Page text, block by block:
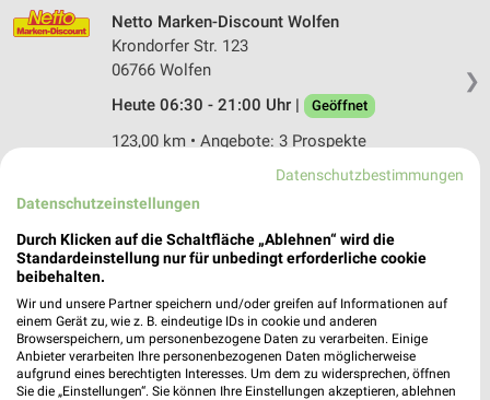
❯
Netto Marken-Discount Wolfen
Krondorfer Str. 123
06766 Wolfen
Heute 06:30 - 21:00 Uhr |
Geöffnet
123,00 km • Angebote: 3 Prospekte
Netto Marken-Discount Schkeuditz
Paetzstr. 2
04435 Schkeuditz
148,74 km • Angebote: 3 Prospekte
Netto Marken-Discount Leipzig-Stahmeln
Datenschutzbestimmungen
Datenschutzeinstellungen
Durch Klicken auf die Schaltfläche „Ablehnen“ wird die
Standardeinstellung nur für unbedingt erforderliche cookie
beibehalten.
Wir und unsere Partner speichern und/oder greifen auf Informationen auf
einem Gerät zu, wie z. B. eindeutige IDs in cookie und anderen
Browserspeichern, um personenbezogene Daten zu verarbeiten. Einige
Anbieter verarbeiten Ihre personenbezogenen Daten möglicherweise
aufgrund eines berechtigten Interesses. Um dem zu widersprechen, öffnen
Sie die „Einstellungen“. Sie können Ihre Einstellungen akzeptieren, ablehnen